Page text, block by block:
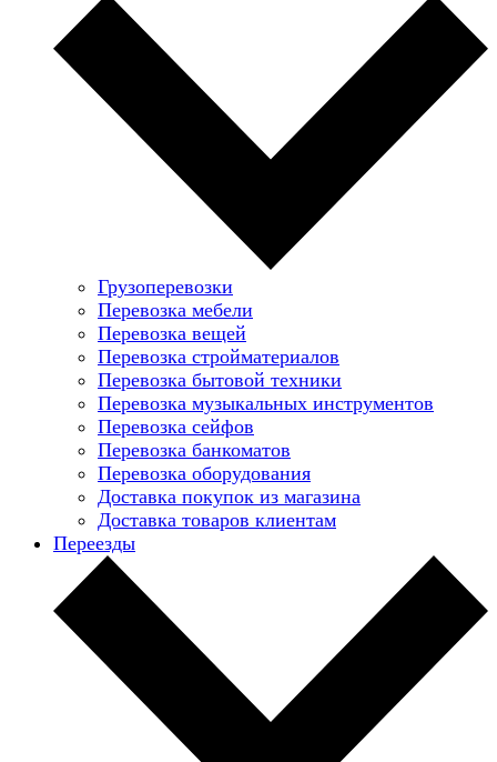
Грузоперевозки
Перевозка мебели
Перевозка вещей
Перевозка стройматериалов
Перевозка бытовой техники
Перевозка музыкальных инструментов
Перевозка сейфов
Перевозка банкоматов
Перевозка оборудования
Доставка покупок из магазина
Доставка товаров клиентам
Переезды